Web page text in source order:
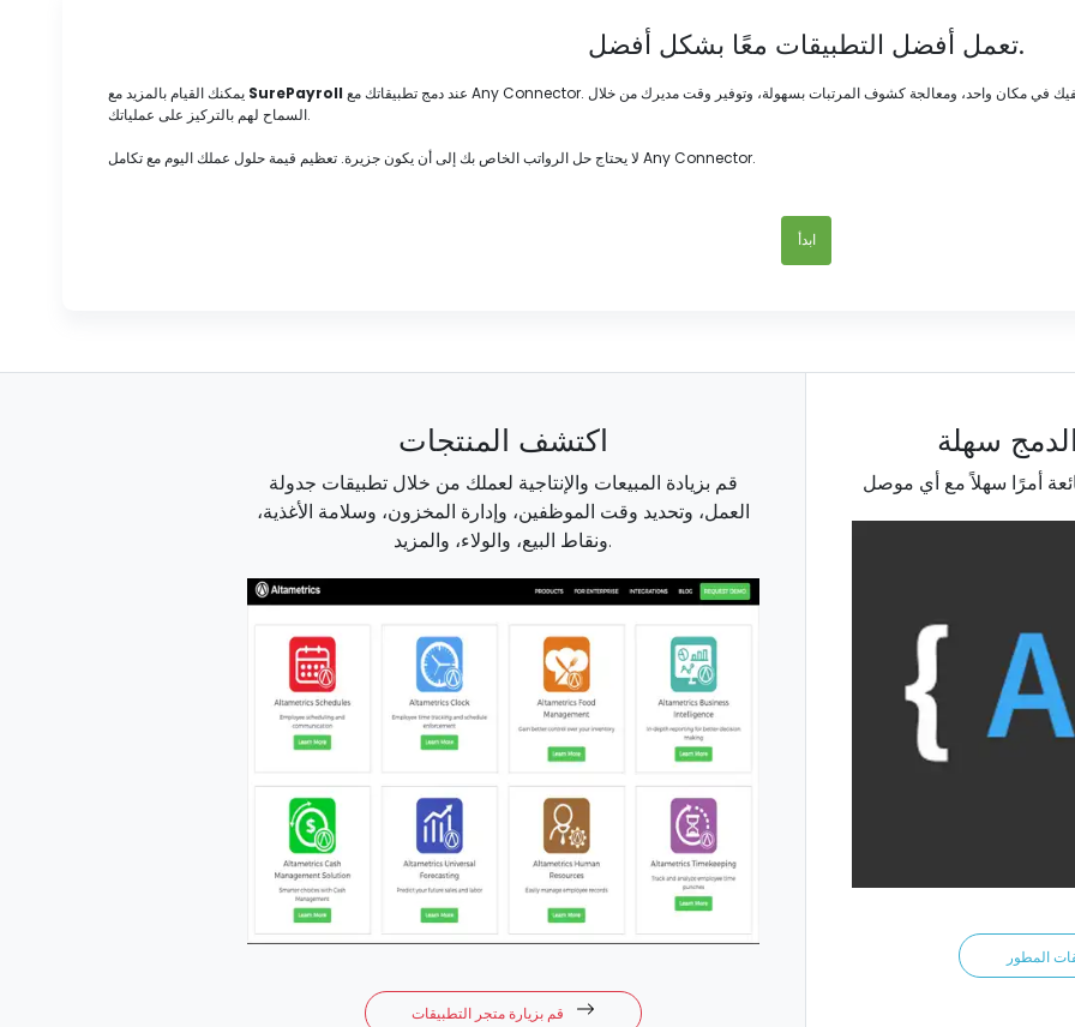
تعمل أفضل التطبيقات معًا بشكل أفضل.
SurePayroll عند دمج تطبيقاتك مع Any Connector. تخلص من الدخول المزدوج، وتقليل الخطأ البشري، وإدارة معلومات موظفيك في مكان واحد، ومعالجة كشوف المرتبات بسهولة، وتوفير وقت مديرك من خلال
السماح لهم بالتركيز على عملياتك.
لا يحتاج حل الرواتب الخاص بك إلى أن يكون جزيرة. تعظيم قيمة حلول عملك اليوم مع تكامل Any Connector.
ابدأ
اكتشف المنتجات
قم بزيادة المبيعات والإنتاجية لعملك من خلال تطبيقات جدولة
العمل، وتحديد وقت الموظفين، وإدارة المخزون، وسلامة الأغذية،
ونقاط البيع، والولاء، والمزيد.
سهلة